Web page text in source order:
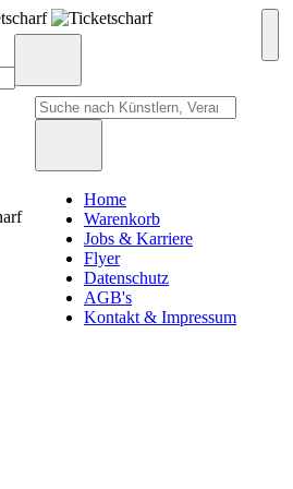
Home
Warenkorb
Jobs & Karriere
Flyer
Datenschutz
AGB's
Kontakt & Impressum